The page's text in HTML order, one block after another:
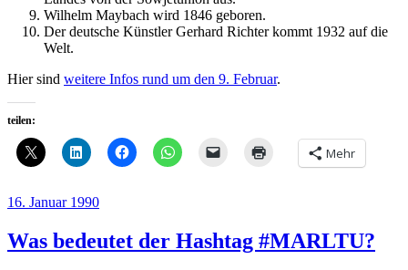
Wilhelm Maybach wird 1846 geboren.
Der deutsche Künstler Gerhard Richter kommt 1932 auf die
Welt.
Hier sind weitere Infos rund um den 9. Februar.
teilen:
Mehr
Veröffentlicht
16. Januar 1990
Was bedeutet der Hashtag #MARLTU?